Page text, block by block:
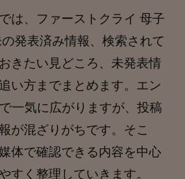
は、ファーストクライ 母子
発表済み情報、検索されて
きたい見どころ、未発表情
い方までまとめます。エン
一気に広がりますが、投稿
が混ざりがちです。そこ
体で確認できる内容を中心
すく整理していきます。